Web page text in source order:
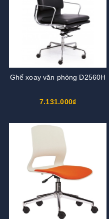
Ghế xoay văn phòng D2560H
7.131.000₫